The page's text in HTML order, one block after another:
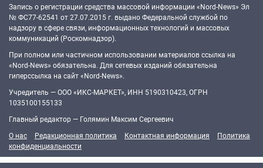
Запись о регистрации средства массовой информации «Nord-News» Эл
№ ФС77-62541 от 27.07.2015 г. выдано Федеральной службой по
надзору в сфере связи, информационных технологий и массовых
коммуникаций (Роскомнадзор).
При полном или частичном использовании материалов ссылка на
«Nord-News» обязательна. Для сетевых изданий обязательна
гиперссылка на сайт «Nord-News».
Учредитель — ООО «ИКС-МАРКЕТ», ИНН 5190310423, ОГРН
1035100155133
Главный редактор — Голямин Максим Сергеевич
О нас
Редакционная политика Контактная информация
Политика
конфиденциальности